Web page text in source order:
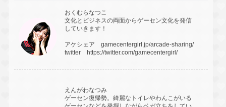
おくむらなつこ
文化とビジネスの両面からゲーセン文化を発信
していきます！
アケシェア gamecentergirl.jp/arcade-sharing/
twitter https://twitter.com/gamecentergirl/
えんがわなつみ
ゲーセン復帰勢。綺麗なトイレやわんこがいる